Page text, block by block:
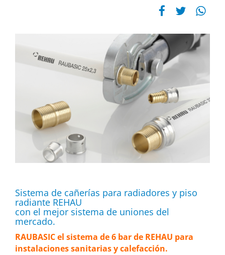
Sistema de cañerías para radiadores y piso
radiante REHAU
con el mejor sistema de uniones del
mercado.
RAUBASIC el sistema de 6 bar de REHAU para
instalaciones sanitarias y calefacción.